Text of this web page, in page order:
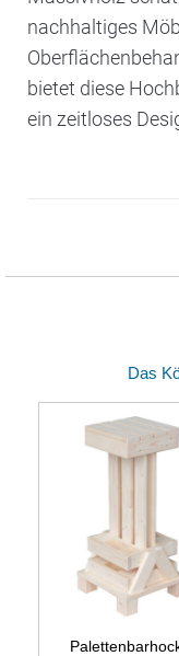
nachhaltiges
bietet diese
ein zeitloses
Das